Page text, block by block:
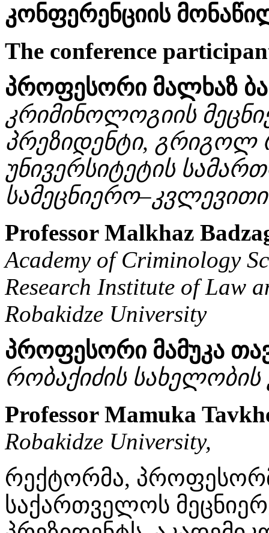
კონფერენციის
The conference
პროფესორი მალხაზ
კრიმინოლოგიის
პრეზიდენტი, გრიგოლ
უნივერსიტეტის
Professor Malkhaz
Academy of Criminology
Research Institute of Law
Robakidze University
პროფესორი მამუკა
რობაქიძის
Professor Mamuka
Robakidze University,
რექტორმა,
საქართველოს